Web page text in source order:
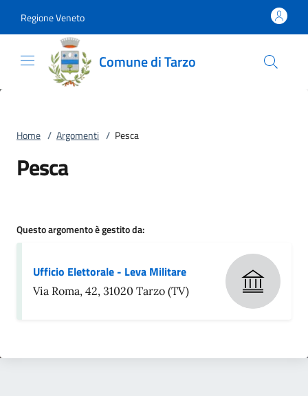
Regione Veneto
Comune di Tarzo
Home / Argomenti / Pesca
Pesca
Questo argomento è gestito da:
Ufficio Elettorale - Leva Militare
Via Roma, 42, 31020 Tarzo (TV)